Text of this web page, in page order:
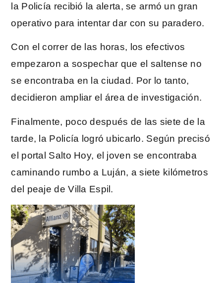
la Policía recibió la alerta, se armó un gran
operativo para intentar dar con su paradero.
Con el correr de las horas, los efectivos
empezaron a sospechar que el saltense no
se encontraba en la ciudad. Por lo tanto,
decidieron ampliar el área de investigación.
Finalmente, poco después de las siete de la
tarde, la Policía logró ubicarlo. Según precisó
el portal Salto Hoy, el joven se encontraba
caminando rumbo a Luján, a siete kilómetros
del peaje de Villa Espil.